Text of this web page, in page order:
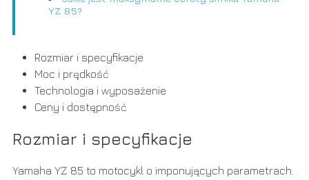
YZ 85?
Rozmiar i specyfikacje
Moc i prędkość
Technologia i wyposażenie
Ceny i dostępność
Rozmiar i specyfikacje
Yamaha YZ 85 to motocykl o imponujących parametrach.